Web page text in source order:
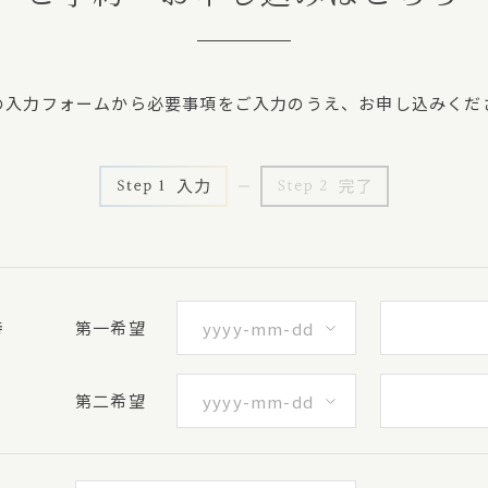
入力フォームから必要事項をご入力のうえ、お申し込みくだ